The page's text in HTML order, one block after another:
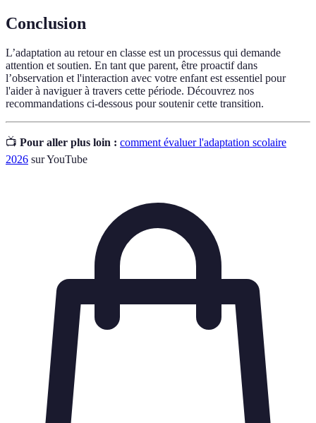
Conclusion
L’adaptation au retour en classe est un processus qui demande
attention et soutien. En tant que parent, être proactif dans
l’observation et l'interaction avec votre enfant est essentiel pour
l'aider à naviguer à travers cette période. Découvrez nos
recommandations ci-dessous pour soutenir cette transition.
📺 Pour aller plus loin : comment évaluer l'adaptation scolaire
2026 sur YouTube